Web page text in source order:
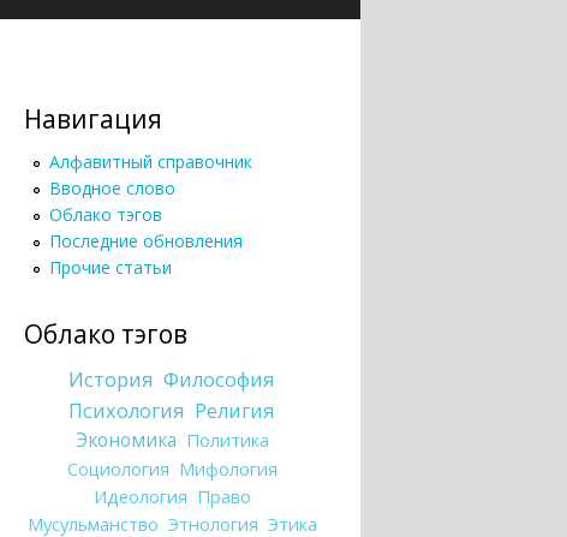
Навигация
Алфавитный справочник
Вводное слово
Облако тэгов
Последние обновления
Прочие статьи
Облако тэгов
История Философия
Психология Религия
Экономика Политика
Социология Мифология
Идеология Право
Мусульманство Этнология Этика